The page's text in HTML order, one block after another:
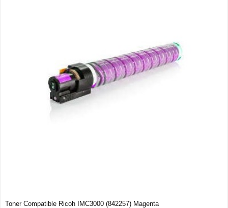
Toner Compatible Ricoh IMC3000 (842257) Magenta